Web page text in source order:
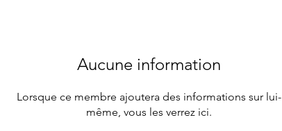
Aucune information
Lorsque ce membre ajoutera des informations sur lui-
même, vous les verrez ici.